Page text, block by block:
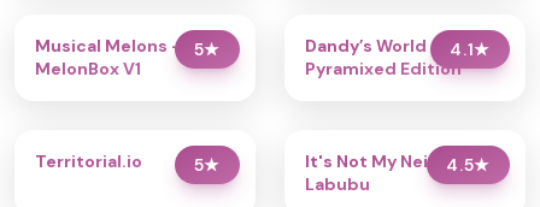
5★
Musical Melons –
MelonBox V1
4.1★
Dandy’s World
Pyramixed Edition
5★
Territorial.io 4.5★
It's Not My Neighbor:
Labubu